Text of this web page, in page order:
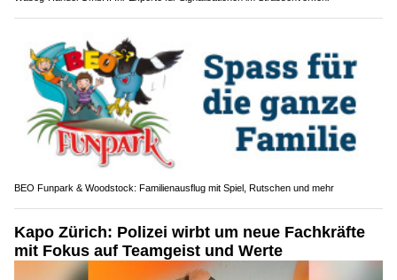
BEO Funpark & Woodstock: Familienausflug mit Spiel, Rutschen und mehr
Kapo Zürich: Polizei wirbt um neue Fachkräfte
mit Fokus auf Teamgeist und Werte